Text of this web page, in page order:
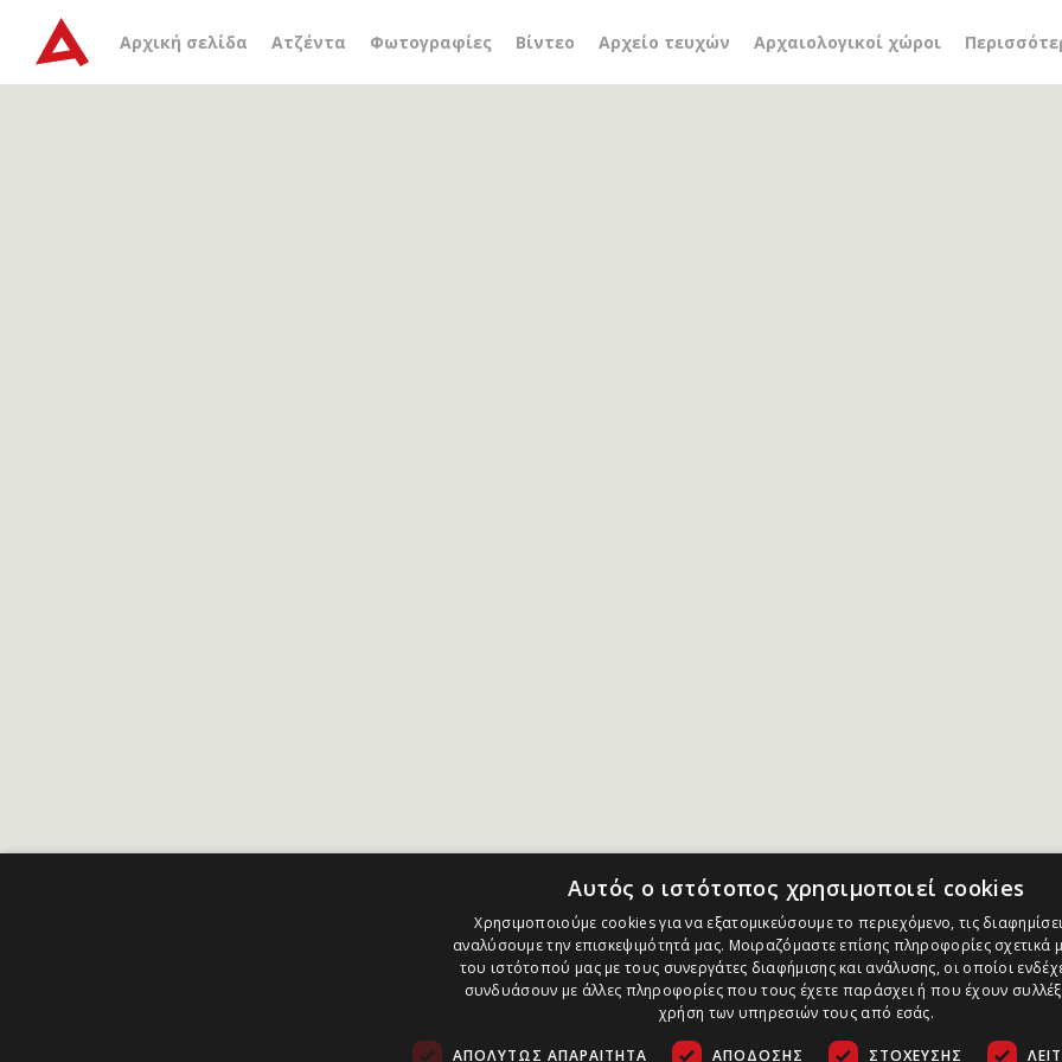
Αρχική σελίδα Ατζέντα Φωτογραφίες Βίντεο Αρχείο τευχών Αρχαιολογικοί χώροι
Αρχείο ετικέτας απονομή
Αυτός ο ιστότοπος χρησιμοποιεί cookies
Χρησιμοποιούμε cookies για να εξατομικεύσουμε το περιεχόμενο, τις
αναλύσουμε την επισκεψιμότητά μας. Μοιραζόμαστε επίσης πληροφορίες σχετικά
του ιστότοπού μας με τους συνεργάτες διαφήμισης και ανάλυσης, οι οποίοι
συνδυάσουν με άλλες πληροφορίες που τους έχετε παράσχει ή που έχουν
χρήση των υπηρεσιών τους από εσάς.
ΑΠΟΛΎΤΩΣ ΑΠΑΡΑΊΤΗΤΑ ΑΠΌΔΟΣΗΣ ΣΤΌΧΕΥΣΗΣ